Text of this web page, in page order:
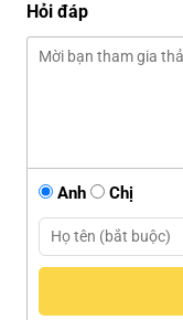
Hỏi đáp
Anh Chị